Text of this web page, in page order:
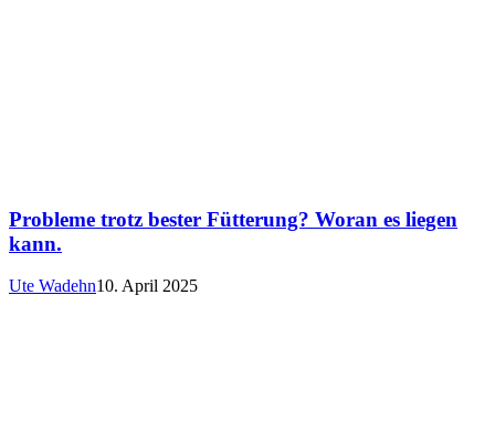
Probleme trotz bester Fütterung? Woran es liegen
kann.
Ute Wadehn10. April 2025